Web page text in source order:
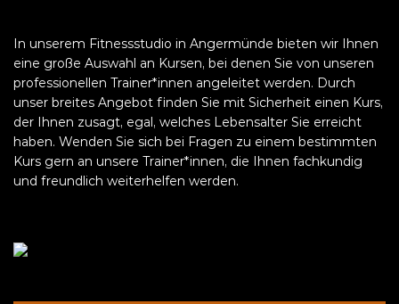
In unserem Fitnessstudio in Angermünde bieten wir Ihnen
eine große Auswahl an Kursen, bei denen Sie von unseren
professionellen Trainer*innen angeleitet werden. Durch
unser breites Angebot finden Sie mit Sicherheit einen Kurs,
der Ihnen zusagt, egal, welches Lebensalter Sie erreicht
haben. Wenden Sie sich bei Fragen zu einem bestimmten
Kurs gern an unsere Trainer*innen, die Ihnen fachkundig
und freundlich weiterhelfen werden.